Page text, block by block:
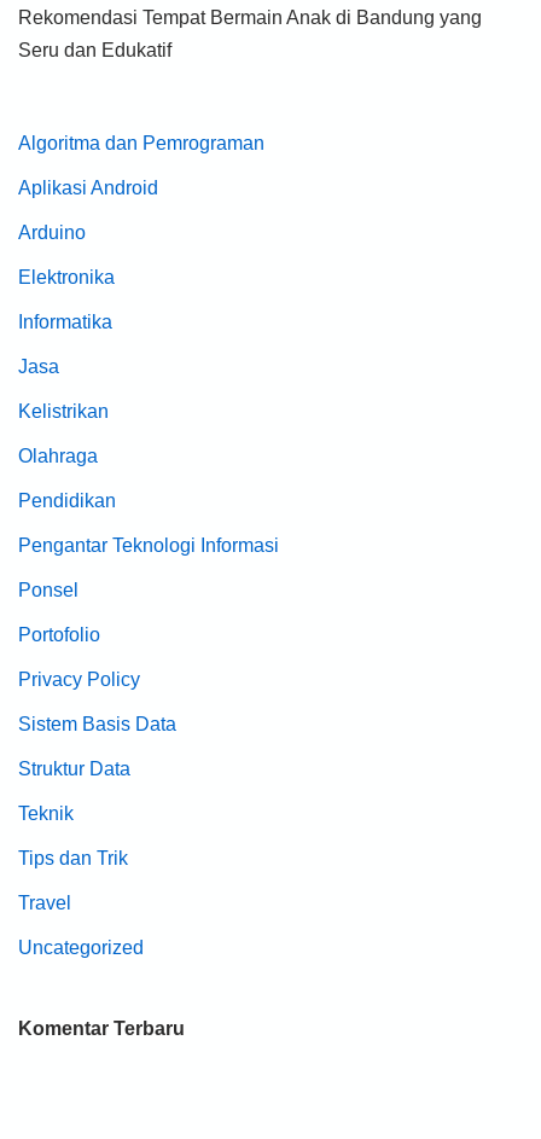
Rekomendasi Tempat Bermain Anak di Bandung yang
Seru dan Edukatif
Algoritma dan Pemrograman
Aplikasi Android
Arduino
Elektronika
Informatika
Jasa
Kelistrikan
Olahraga
Pendidikan
Pengantar Teknologi Informasi
Ponsel
Portofolio
Privacy Policy
Sistem Basis Data
Struktur Data
Teknik
Tips dan Trik
Travel
Uncategorized
Komentar Terbaru